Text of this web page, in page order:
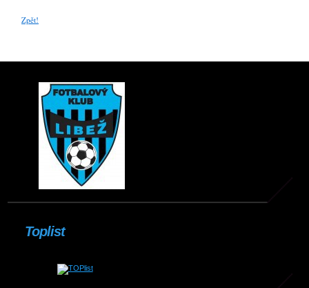
Zpět!
Toplist